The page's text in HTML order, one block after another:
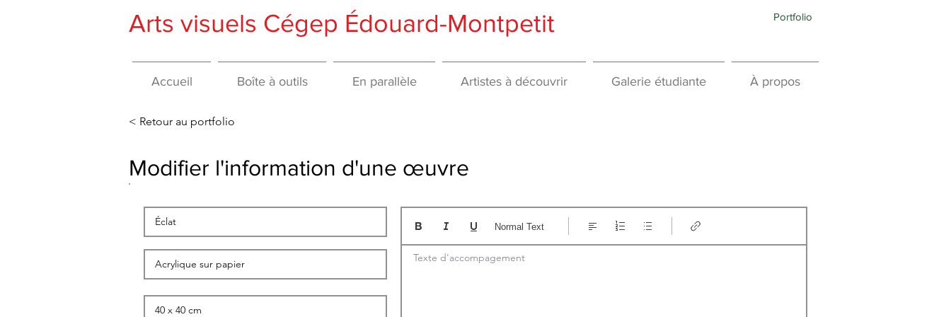
Arts visuels Cégep Édouard-Montpetit Portfolio
Accueil Boîte à outils En parallèle Artistes à découvrir Galerie étudiante À propos
< Retour au portfolio
Texte d'accompagement
Normal Text
Modifier l'information d'une œuvre